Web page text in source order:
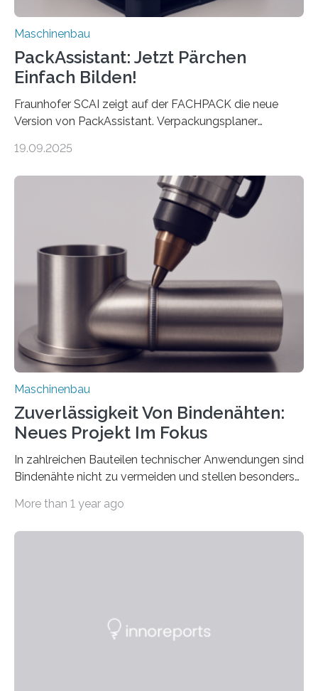
Maschinenbau
PackAssistant: Jetzt Pärchen
Einfach Bilden!
Fraunhofer SCAI zeigt auf der FACHPACK die neue
Version von PackAssistant. Verpackungsplaner
Automobil, Maschinenbau und in der Zulieferindustrie.
Teile als eine Einheit verpacken. Die Anordnung kann
der Benutzer vorgeben und erhält so mehr Kontrolle
über die Positionierung der Bauteile. Die ebenfalls neue
Automatisierungsschnittstelle dient dazu, die Software
besser in spezifische Unternehmensprozesse
einzubinden. Sankt Augustin – Zur Messe FACHPACK
vom 23. bis 25. September in Nürnberg…
19.09.2025
Maschinenbau
Zuverlässigkeit Von Bindenähten:
Neues Projekt Im Fokus
In zahlreichen Bauteilen technischer Anwendungen sind
Bindenähte nicht zu vermeiden und stellen besonders
Matrixmaterials eine große Herausforderung dar.
Durch den verstärkten Einsatz von Rezyklaten
More than 1 year ago